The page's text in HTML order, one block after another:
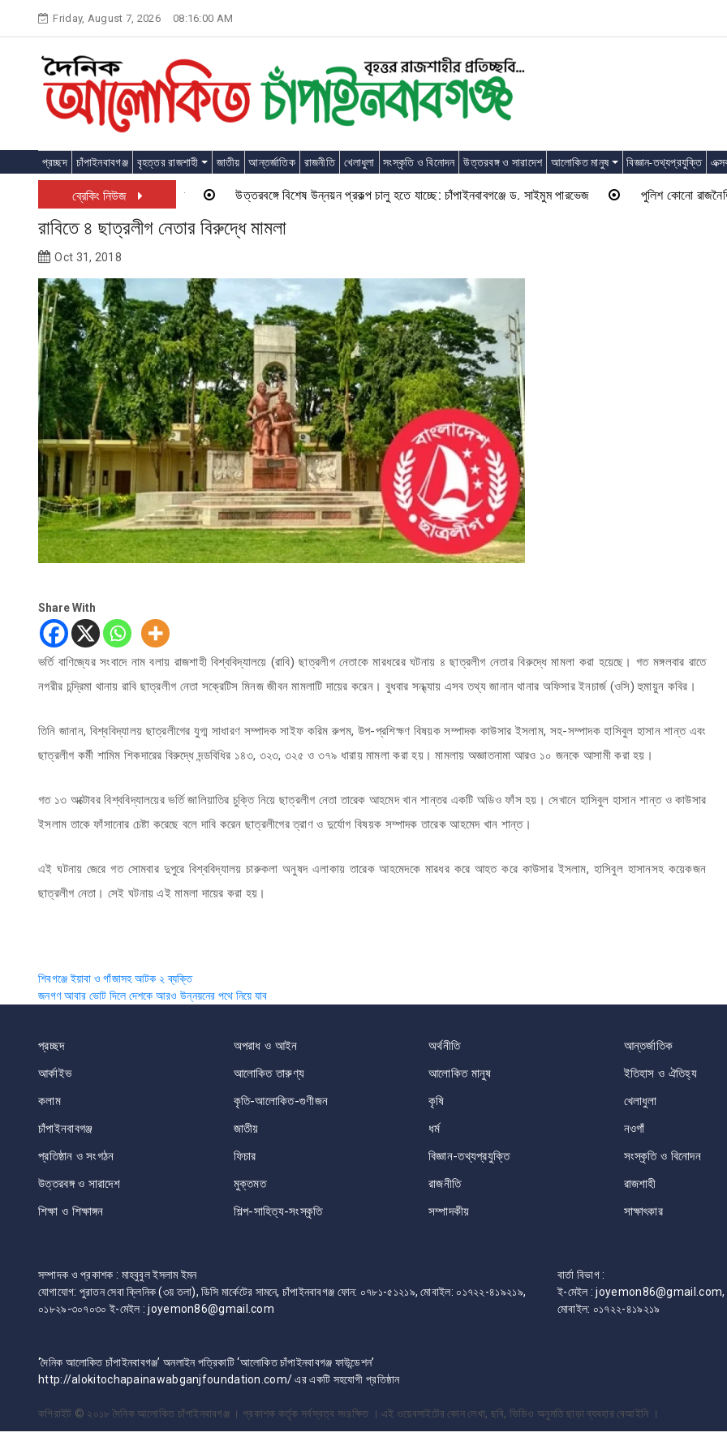
content
Friday, August 7, 2026 08:16:00 AM
প্রচ্ছদ চাঁপাইনবাবগঞ্জ বৃহত্তর রাজশাহী জাতীয় আন্তর্জাতিক রাজনীতি খেলাধুলা সংস্কৃতি ও বিনোদন উত্তরবঙ্গ ও সারাদেশ আলোকিত মানুষ বিজ্ঞান-তথ্যপ্রযুক্তি
ব্রেকিং নিউজ উত্তরবঙ্গে বিশেষ উন্নয়ন প্রকল্প চালু হতে যাচ্ছে: চাঁপাইনবাবগঞ্জে ড. সাইমুম পারভেজ পুলিশ কোনো রাজনৈতিক
রাবিতে ৪ ছাত্রলীগ নেতার বিরুদ্ধে মামলা
Oct 31, 2018
Share With
ভর্তি বাণিজ্যের সংবাদে নাম বলায় রাজশাহী বিশ্ববিদ্যালয়ে (রাবি) ছাত্রলীগ নেতাকে মারধরের ঘটনায় ৪ ছাত্রলীগ নেতার বিরুদ্ধে মামলা করা হয়েছে। গত মঙ্গলবার রাতে
নগরীর চন্দ্রিমা থানায় রাবি ছাত্রলীগ নেতা সক্রেটিস মিনজ জীবন মামলাটি দায়ের করেন। বুধবার সন্ধ্যায় এসব তথ্য জানান থানার অফিসার ইনচার্জ (ওসি) হুমায়ুন কবির।
তিনি জানান, বিশ্ববিদ্যালয় ছাত্রলীগের যুগ্ম সাধারণ সম্পাদক সাইফ করিম রুপম, উপ-প্রশিক্ষণ বিষয়ক সম্পাদক কাউসার ইসলাম, সহ-সম্পাদক হাসিবুল হাসান শান্ত এবং
ছাত্রলীগ কর্মী শামিম শিকদারের বিরুদ্ধে দন্ডবিধির ১৪৩, ৩২৩, ৩২৫ ও ৩৭৯ ধারায় মামলা করা হয়। মামলায় অজ্ঞাতনামা আরও ১০ জনকে আসামী করা হয়।
গত ১৩ অক্টোবর বিশ্ববিদ্যালয়ের ভর্তি জালিয়াতির চুক্তি নিয়ে ছাত্রলীগ নেতা তারেক আহমেদ খান শান্তর একটি অডিও ফাঁস হয়। সেখানে হাসিবুল হাসান শান্ত ও কাউসার
ইসলাম তাকে ফাঁসানোর চেষ্টা করেছে বলে দাবি করেন ছাত্রলীগের ত্রাণ ও দুর্যোগ বিষয়ক সম্পাদক তারেক আহমেদ খান শান্ত।
এই ঘটনায় জেরে গত সোমবার দুপুরে বিশ্ববিদ্যালয় চারুকলা অনুষদ এলাকায় তারেক আহমেদকে মারধর করে আহত করে কাউসার ইসলাম, হাসিবুল হাসানসহ কয়েকজন
ছাত্রলীগ নেতা। সেই ঘটনায় এই মামলা দায়ের করা হয়।
Post
navigation
শিবগঞ্জে ইয়াবা ও গাঁজাসহ আটক ২ ব্যক্তি
জনগণ আবার ভোট দিলে দেশকে আরও উন্নয়নের পথে নিয়ে যাব
প্রচ্ছদ অপরাধ ও আইন অর্থনীতি আন্তর্জাতিক
আর্কাইভ
আলোকিত তারুণ্য আলোকিত মানুষ ইতিহাস ও ঐতিহ্য
কলাম
কৃতি-আলোকিত-গুণীজন কৃষি খেলাধুলা
চাঁপাইনবাবগঞ্জ
জাতীয় ধর্ম নওগাঁ
প্রতিষ্ঠান ও সংগঠন
ফিচার বিজ্ঞান-তথ্যপ্রযুক্তি সংস্কৃতি ও বিনোদন
উত্তরবঙ্গ ও সারাদেশ
মুক্তমত রাজনীতি রাজশাহী
শিক্ষা ও শিক্ষাঙ্গন
শিল্প-সাহিত্য-সংস্কৃতি সম্পাদকীয় সাক্ষাৎকার
সম্পাদক ও প্রকাশক : মাহবুবুল ইসলাম ইমন
যোগাযোগ: পুরাতন সেবা ক্লিনিক (৩য় তলা), ডিসি মার্কেটের সামনে, চাঁপাইনবাবগঞ্জ ফোন: ০৭৮১-৫১২১৯, মোবাইল: ০১৭২২-৪১৯২১৯,
০১৮২৯-৩০৭০৩০ ই-মেইল : joyemon86@gmail.com
‘দৈনিক আলোকিত চাঁপাইনবাবগঞ্জ’ অনলাইন পত্রিকাটি ‘আলোকিত চাঁপাইনবাবগঞ্জ ফাউন্ডেশন’
http://alokitochapainawabganjfoundation.com/ এর একটি সহযোগী প্রতিষ্ঠান
বার্তা বিভাগ :
ই-মেইল :
মোবাইল: ০১৭২২-৪১৯২১৯
কপিরাইট © ২০১৮দৈনিক আলোকিত চাঁপাইনবাবগঞ্জ । প্রকাশক কর্তৃক সর্বস্বত্ব সংরক্ষিত । এই ওয়েবসাইটের কোন লেখা, ছবি, ভিডিও অনুমতি ছাড়া ব্যবহার বেআইনি ।